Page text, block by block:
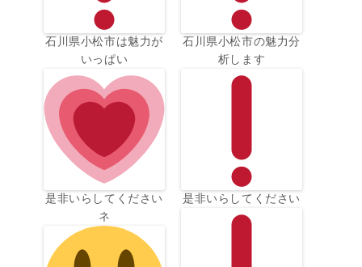
石川県小松市は魅力が
いっぱい
是非いらしてください
ネ
石川県小松市の魅力分
析します
是非いらしてください